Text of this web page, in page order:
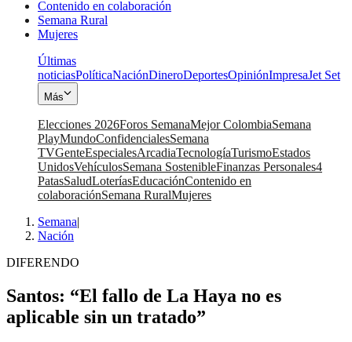
Contenido en colaboración
Semana Rural
Mujeres
Últimas
noticiasPolíticaNaciónDineroDeportesOpiniónImpresaJet Set
Más
Elecciones 2026Foros SemanaMejor ColombiaSemana
PlayMundoConfidencialesSemana
TVGenteEspecialesArcadiaTecnologíaTurismoEstados
UnidosVehículosSemana SostenibleFinanzas Personales4
PatasSaludLoteríasEducaciónContenido en
colaboraciónSemana RuralMujeres
Semana|
Nación
DIFERENDO
Santos: “El fallo de La Haya no es
aplicable sin un tratado”